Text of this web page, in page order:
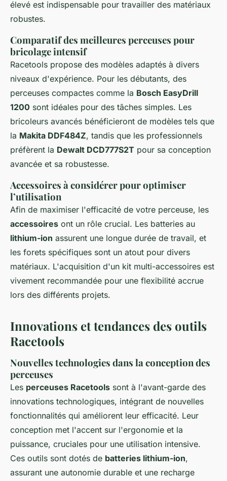
élevé est indispensable pour travailler des matériaux
robustes.
Comparatif des meilleures perceuses pour
bricolage intensif
Racetools propose des modèles adaptés à divers
niveaux d'expérience. Pour les débutants, des
perceuses compactes comme la Bosch EasyDrill
1200 sont idéales pour des tâches simples. Les
bricoleurs avancés bénéficieront de modèles tels que
la Makita DDF484Z, tandis que les professionnels
préfèrent la Dewalt DCD777S2T pour sa conception
avancée et sa robustesse.
Accessoires à considérer pour optimiser
l’utilisation
Afin de maximiser l'efficacité de votre perceuse, les
accessoires ont un rôle crucial. Les batteries au
lithium-ion assurent une longue durée de travail, et
les forets spécifiques sont un atout pour divers
matériaux. L'acquisition d'un kit multi-accessoires est
vivement recommandée pour une flexibilité accrue
lors des différents projets.
Innovations et tendances des outils
Racetools
Nouvelles technologies dans la conception des
perceuses
Les perceuses Racetools sont à l'avant-garde des
innovations technologiques, intégrant de nouvelles
fonctionnalités qui améliorent leur efficacité. Leur
conception met l'accent sur l'ergonomie et la
puissance, cruciales pour une utilisation intensive.
Ces outils sont dotés de batteries lithium-ion,
assurant une autonomie durable et une recharge